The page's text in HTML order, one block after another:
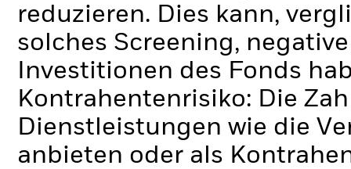
reduzieren. Dies kann,
solches Screening,
Investitionen des Fonds
Kontrahentenrisiko: Die
Dienstleistungen wie die
anbieten oder als